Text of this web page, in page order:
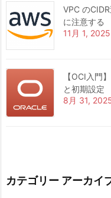
VPC の
に注意する
11月 1, 2025
【OCI入門
と初期設定
8月 31,
カテゴリー アーカイ